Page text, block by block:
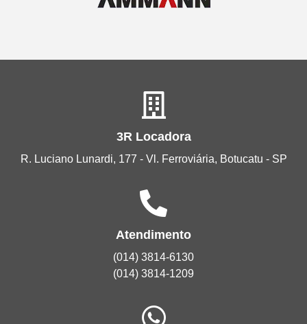
3R Locadora
R. Luciano Lunardi, 177 - Vl. Ferroviária, Botucatu - SP
Atendimento
(014) 3814-6130
(014) 3814-1209